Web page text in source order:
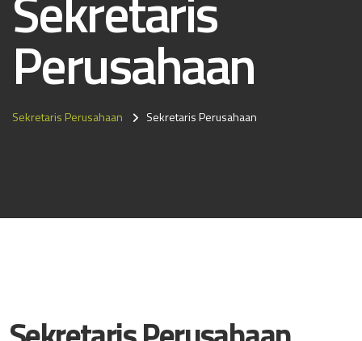
Perusahaan
Sekretaris Perusahaan Sekretaris Perusahaan